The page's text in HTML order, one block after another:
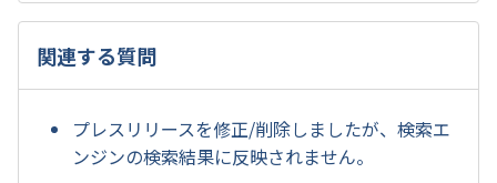
関連する質問
プレスリリースを修正/削除しましたが、検索エ
ンジンの検索結果に反映されません。